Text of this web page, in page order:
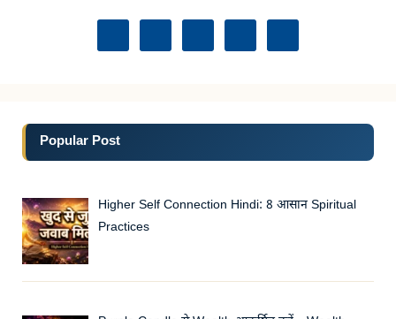
Popular Post
Higher Self Connection Hindi: 8 आसान Spiritual
Practices